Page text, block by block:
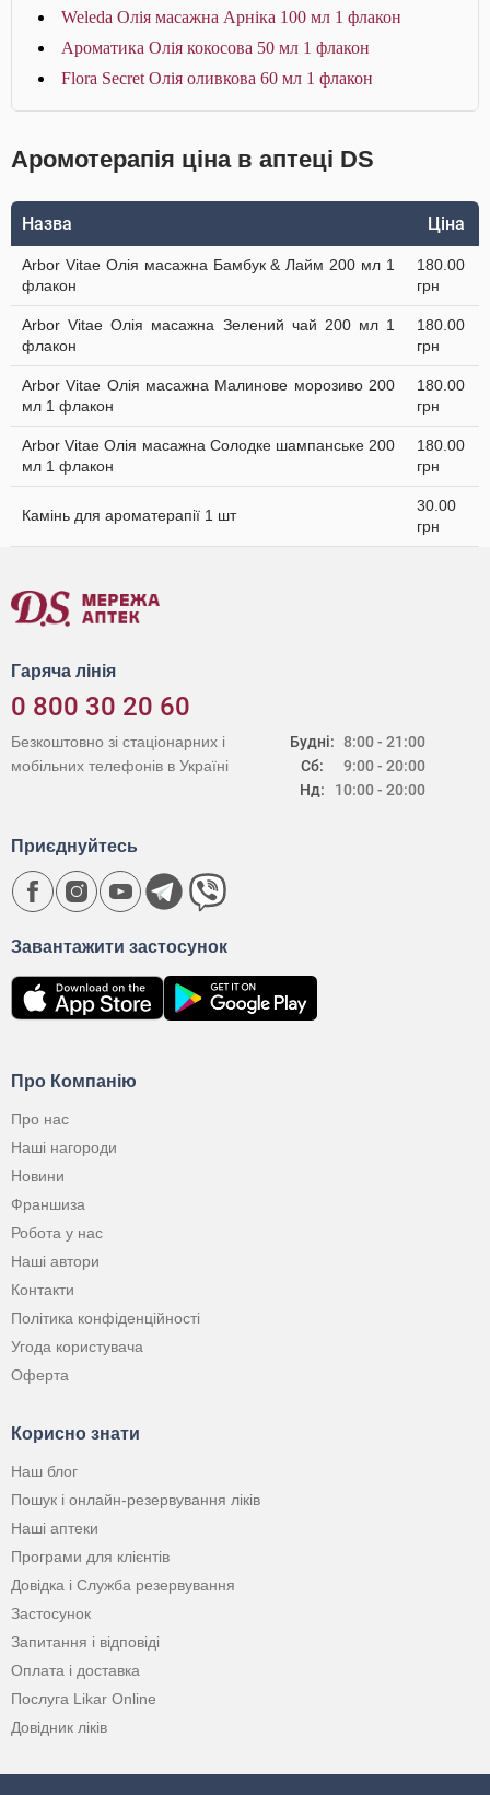
Weleda Олія масажна Арніка 100 мл 1 флакон
Ароматика Олія кокосова 50 мл 1 флакон
Flora Secret Олія оливкова 60 мл 1 флакон
Аромотерапія ціна в аптеці DS
Назва Ціна
Arbor Vitae Олія масажна Бамбук & Лайм 200 мл 1
флакон
180.00
грн
Arbor Vitae Олія масажна Зелений чай 200 мл 1
флакон
180.00
грн
Arbor Vitae Олія масажна Малинове морозиво 200
мл 1 флакон
180.00
грн
Arbor Vitae Олія масажна Солодке шампанське 200
мл 1 флакон
180.00
грн
Камінь для ароматерапії 1 шт
30.00
грн
Гаряча лінія
0 800 30 20 60
Будні:
Сб:
Нд:
8:00 - 21:00
9:00 - 20:00
10:00 - 20:00
Безкоштовно зі стаціонарних і
мобільних телефонів в Україні
Про Компанію
Про нас
Наші нагороди
Новини
Франшиза
Робота у нас
Наші автори
Контакти
Політика конфіденційності
Угода користувача
Оферта
Корисно знати
Наш блог
Пошук і онлайн-резервування ліків
Наші аптеки
Програми для клієнтів
Довідка і Служба резервування
Застосунок
Запитання і відповіді
Оплата і доставка
Послуга Likar Online
Довідник ліків
Завантажити застосунок
Приєднуйтесь